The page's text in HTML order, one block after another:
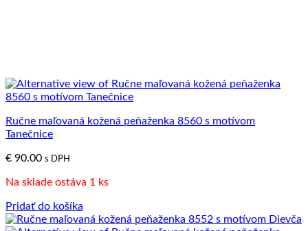
Ručne maľovaná kožená peňaženka 8560 s motívom
Tanečnice
€ 90.00 s DPH
Na sklade ostáva 1 ks
Pridať do košíka